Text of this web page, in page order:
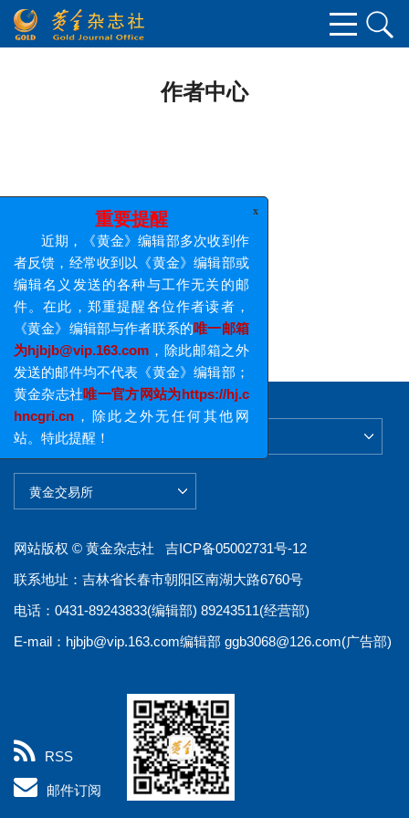
作者中心
网站版权 © 黄金杂志社 吉ICP备05002731号-12
联系地址：吉林省长春市朝阳区南湖大路6760号
电话：0431-89243833(编辑部) 89243511(经营部)
E-mail： hjbjb@vip.163.com编辑部 ggb3068@126.com(广告部)
RSS
邮件订阅
x
重要提醒
近期，《黄金》编辑部多次收到作
者反馈，经常收到以《黄金》编辑部或
编辑名义发送的各种与工作无关的邮
件。在此，郑重提醒各位作者读者，
《黄金》编辑部与作者联系的唯一邮箱
为hjbjb@vip.163.com，除此邮箱之外
发送的邮件均不代表《黄金》编辑部；
黄金杂志社唯一官方网站为https://hj.c
hncgri.cn，除此之外无任何其他网
站。特此提醒！